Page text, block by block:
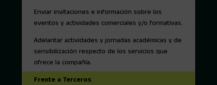
Enviar invitaciones e información sobre los
eventos y actividades comerciales y/o formativas.
Adelantar actividades y jornadas académicas y de
sensibilización respecto de los servicios que
ofrece la compañía.
Frente a Terceros